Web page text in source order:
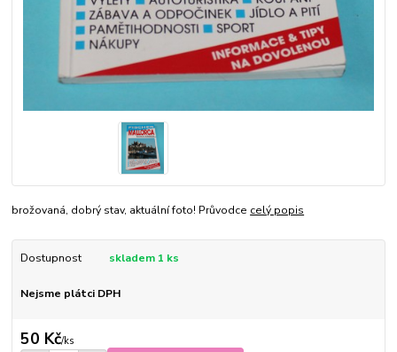
brožovaná, dobrý stav, aktuální foto! Průvodce celý popis
Dostupnost skladem 1 ks
Nejsme plátci DPH
50 Kč/ks